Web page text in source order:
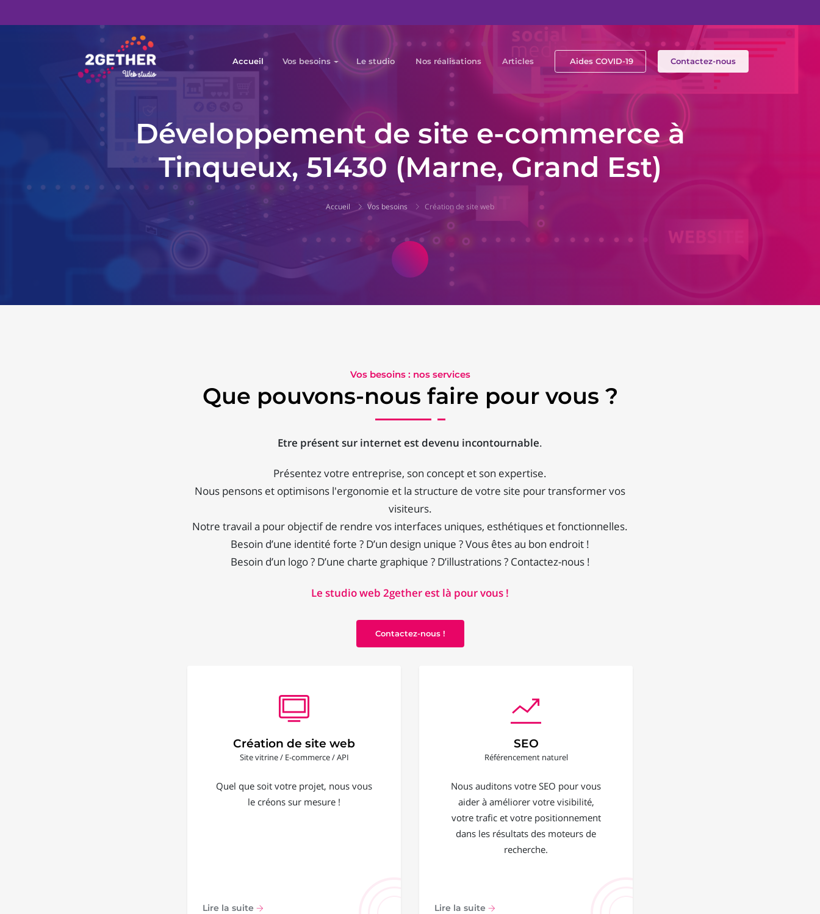
Accueil Vos besoins Le studio Nos réalisations Articles Aides COVID-19 Contactez-nous
Développement de site e-commerce à
Tinqueux, 51430 (Marne, Grand Est)
Accueil Vos besoins Création de site web
Vos besoins : nos services
Que pouvons-nous faire pour vous ?
Etre présent sur internet est devenu incontournable.
Présentez votre entreprise, son concept et son expertise.
Nous pensons et optimisons l'ergonomie et la structure de votre site pour transformer vos
visiteurs.
Notre travail a pour objectif de rendre vos interfaces uniques, esthétiques et fonctionnelles.
Besoin d’une identité forte ? D’un design unique ? Vous êtes au bon endroit !
Besoin d’un logo ? D’une charte graphique ? D’illustrations ? Contactez-nous !
Le studio web 2gether est là pour vous !
Contactez-nous !
Création de site web
Site vitrine / E-commerce / API
Quel que soit votre projet, nous vous
le créons sur mesure !
Lire la suite
SEO
Référencement naturel
Nous auditons votre SEO pour vous
aider à améliorer votre visibilité,
votre trafic et votre positionnement
dans les résultats des moteurs de
recherche.
Lire la suite